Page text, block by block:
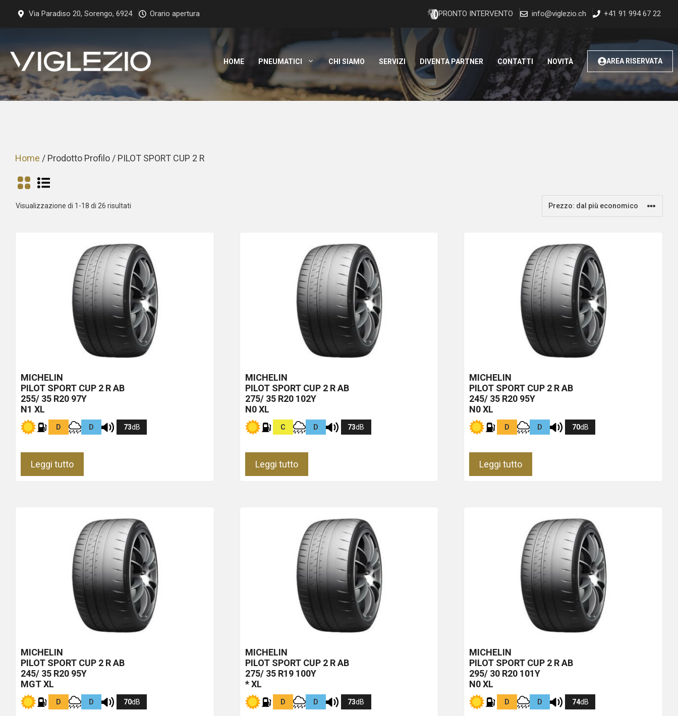
Via Paradiso 20, Sorengo, 6924 Orario apertura PRONTO INTERVENTO info@viglezio.ch +41 91 994 67 22
HOME PNEUMATICI CHI SIAMO SERVIZI DIVENTA PARTNER CONTATTI NOVITÀ AREA RISERVATA
Home / Prodotto Profilo / PILOT SPORT CUP 2 R
Visualizzazione di 1-18 di 26 risultati
MICHELIN
PILOT SPORT CUP 2 RAB
255/ 35 R20 97Y
N1 XL
D D 73dB
Leggi tutto
MICHELIN
PILOT SPORT CUP 2 R AB
275/ 35 R20 102Y
N0 XL
C D 73dB
Leggi tutto
MICHELIN
PILOT SPORT CUP 2 R AB
245/ 35 R20 95Y
N0 XL
D D 70dB
Leggi tutto
MICHELIN
PILOT SPORT CUP 2 RAB
245/ 35 R20 95Y
MGT XL
D D 70dB
MICHELIN
PILOT SPORT CUP 2 R AB
275/ 35 R19 100Y
* XL
D D 73dB
MICHELIN
PILOT SPORT CUP 2 R AB
295/ 30 R20 101Y
N0 XL
D D 74dB